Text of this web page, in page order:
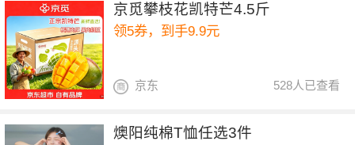
京觅攀枝花凯特芒4.5斤
领5券，到手9.9元
528人已查看
京东
燠阳纯棉T恤任选3件